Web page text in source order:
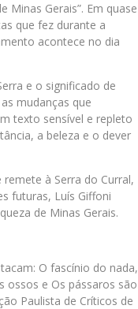
Minas Gerais”. Em quase
que fez durante a
acontece no dia
e o significado de
mudanças que
texto sensível e repleto
a beleza e o dever
à Serra do Curral,
futuras, Luís Giffoni
de Minas Gerais.
O fascínio do nada,
ossos e Os pássaros são
Paulista de Críticos de